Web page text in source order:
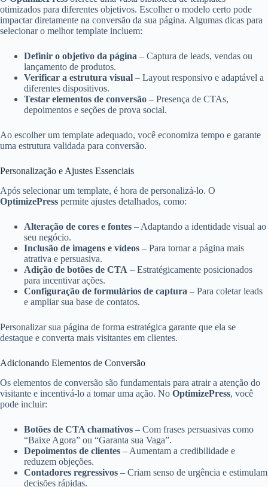
otimizados para diferentes objetivos. Escolher o modelo certo pode
impactar diretamente na conversão da sua página. Algumas dicas para
selecionar o melhor template incluem:
Definir o objetivo da página – Captura de leads, vendas ou
lançamento de produtos.
Verificar a estrutura visual – Layout responsivo e adaptável a
diferentes dispositivos.
Testar elementos de conversão – Presença de CTAs,
depoimentos e seções de prova social.
Ao escolher um template adequado, você economiza tempo e garante
uma estrutura validada para conversão.
Personalização e Ajustes Essenciais
Após selecionar um template, é hora de personalizá-lo. O
OptimizePress permite ajustes detalhados, como:
Alteração de cores e fontes – Adaptando a identidade visual ao
seu negócio.
Inclusão de imagens e vídeos – Para tornar a página mais
atrativa e persuasiva.
Adição de botões de CTA – Estratégicamente posicionados
para incentivar ações.
Configuração de formulários de captura – Para coletar leads
e ampliar sua base de contatos.
Personalizar sua página de forma estratégica garante que ela se
destaque e converta mais visitantes em clientes.
Adicionando Elementos de Conversão
Os elementos de conversão são fundamentais para atrair a atenção do
visitante e incentivá-lo a tomar uma ação. No OptimizePress, você
pode incluir:
Botões de CTA chamativos – Com frases persuasivas como
“Baixe Agora” ou “Garanta sua Vaga”.
Depoimentos de clientes – Aumentam a credibilidade e
reduzem objeções.
Contadores regressivos – Criam senso de urgência e estimulam
decisões rápidas.